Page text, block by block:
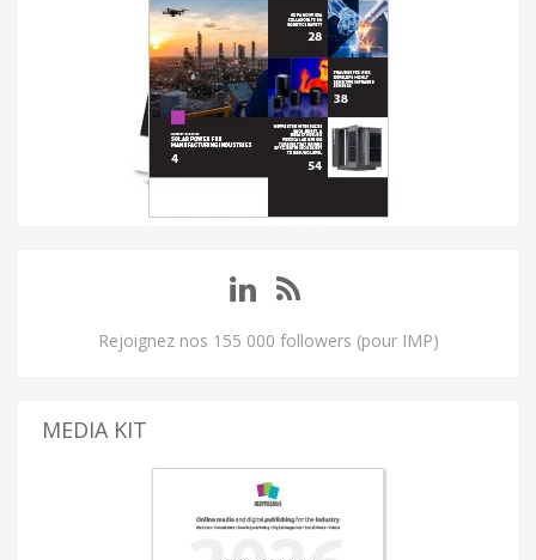
Rejoignez nos 155 000 followers (pour IMP)
MEDIA KIT